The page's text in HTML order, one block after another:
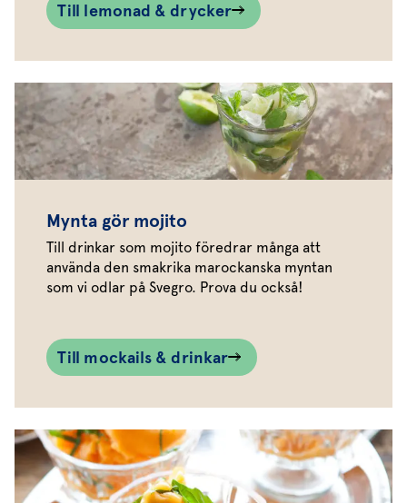
Till lemonad & drycker
Mynta gör mojito
Till drinkar som mojito föredrar många att
använda den smakrika marockanska myntan
som vi odlar på Svegro. Prova du också!
Till mockails & drinkar